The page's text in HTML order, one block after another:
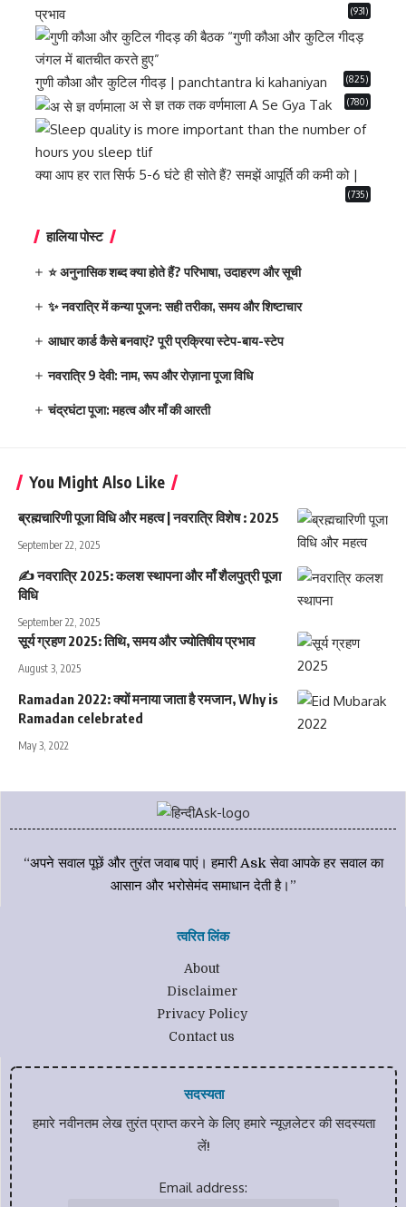
प्रभाव
(931)
गुणी कौआ और कुटिल गीदड़ | panchtantra ki kahaniyan (825)
अ से ज्ञ तक तक वर्णमाला A Se Gya Tak (780)
क्या आप हर रात सिर्फ 5-6 घंटे ही सोते हैं? समझें आपूर्ति की कमी को |
(735)
हालिया पोस्ट
⭐ अनुनासिक शब्द क्या होते हैं? परिभाषा, उदाहरण और सूची
✨ नवरात्रि में कन्या पूजन: सही तरीका, समय और शिष्टाचार
आधार कार्ड कैसे बनवाएं? पूरी प्रक्रिया स्टेप-बाय-स्टेप
नवरात्रि 9 देवी: नाम, रूप और रोज़ाना पूजा विधि
चंद्रघंटा पूजा: महत्व और माँ की आरती
You Might Also Like
ब्रह्मचारिणी पूजा विधि और महत्व | नवरात्रि विशेष : 2025
September 22, 2025
✍️ नवरात्रि 2025: कलश स्थापना और माँ शैलपुत्री पूजा
विधि
September 22, 2025
सूर्य ग्रहण 2025: तिथि, समय और ज्योतिषीय प्रभाव
August 3, 2025
Ramadan 2022: क्यों मनाया जाता है रमजान, Why is
Ramadan celebrated
May 3, 2022
“अपने सवाल पूछें और तुरंत जवाब पाएं। हमारी Ask सेवा आपके हर सवाल का
आसान और भरोसेमंद समाधान देती है।”
त्वरित लिंक
About
Disclaimer
Privacy Policy
Contact us
सदस्यता
हमारे नवीनतम लेख तुरंत प्राप्त करने के लिए हमारे न्यूज़लेटर की सदस्यता
लें!
Email address: